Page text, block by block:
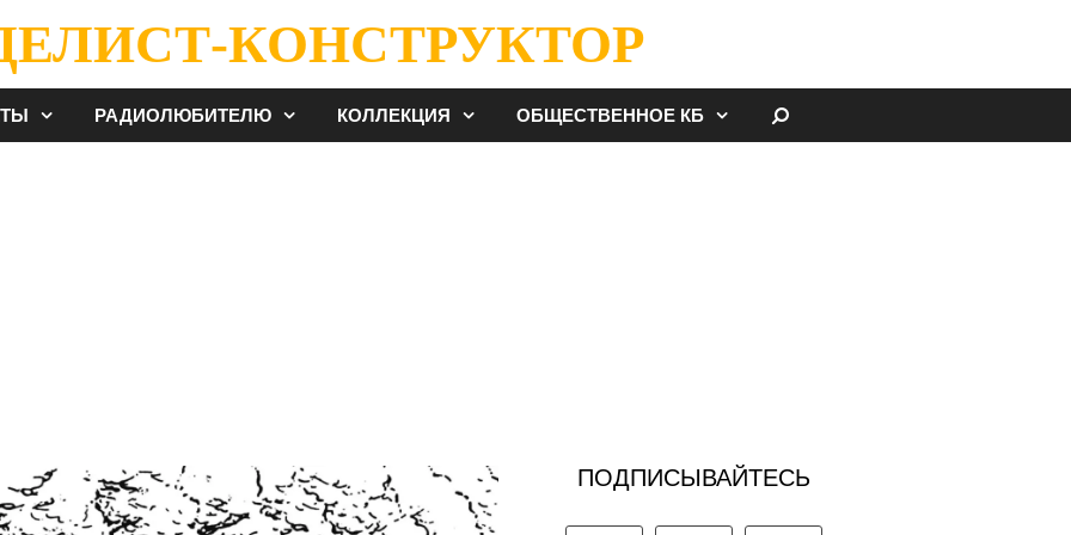
КОНСТРУКТОР
РАДИОЛЮБИТЕЛЮ КОЛЛЕКЦИЯ ОБЩЕСТВЕННОЕ КБ
ПОДПИСЫВАЙТЕСЬ